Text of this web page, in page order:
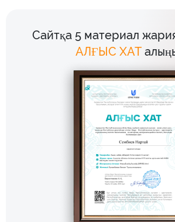
Сайтқа 5 материал
АЛҒЫС ХАТ